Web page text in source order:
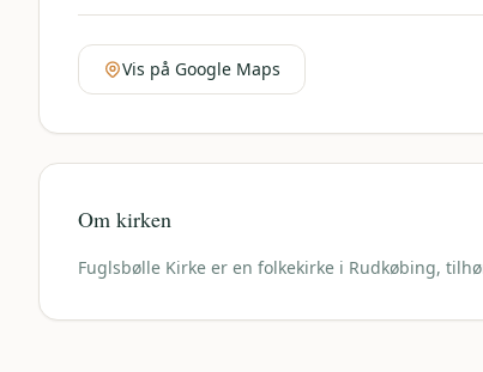
Vis på Google Maps
Om kirken
Fuglsbølle Kirke er en folkekirke i Rudkøbing,